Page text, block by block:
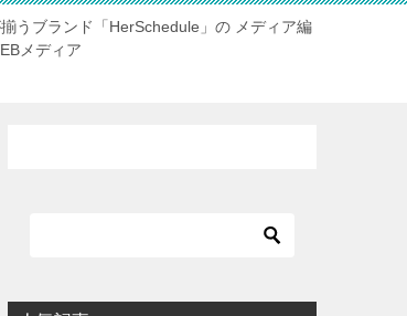
うブランド「HerSchedule」の メディア編
メディア